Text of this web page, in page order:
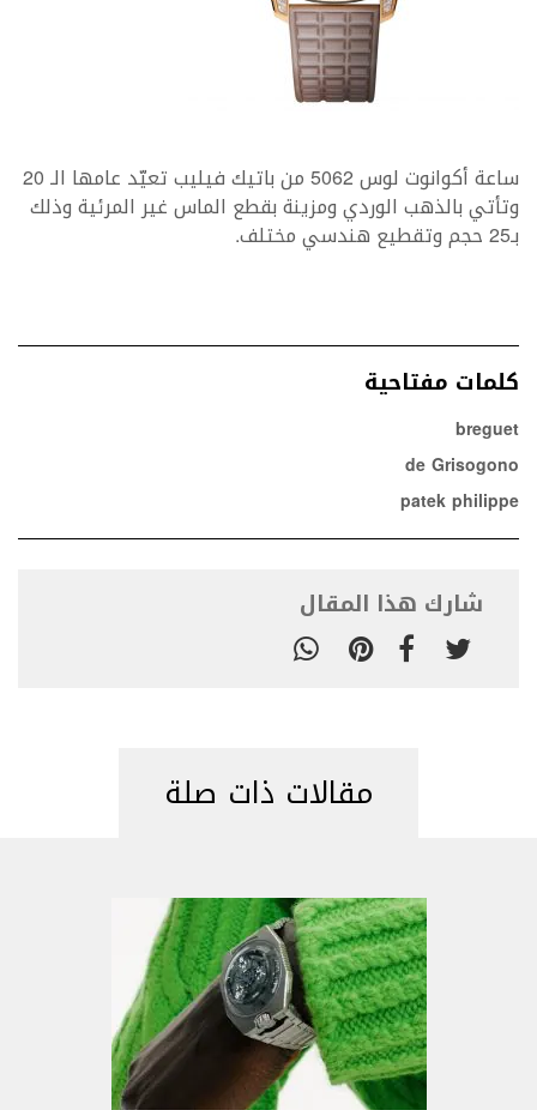
ساعة أكوانوت لوس 5062 من باتيك فيليب تعيّد عامها الـ 20
وتأتي بالذهب الوردي ومزينة بقطع الماس غير المرئية وذلك
بـ25 حجم وتقطيع هندسي مختلف.
كلمات مفتاحية
breguet
de Grisogono
patek philippe
شارك هذا المقال
مقالات ذات صلة